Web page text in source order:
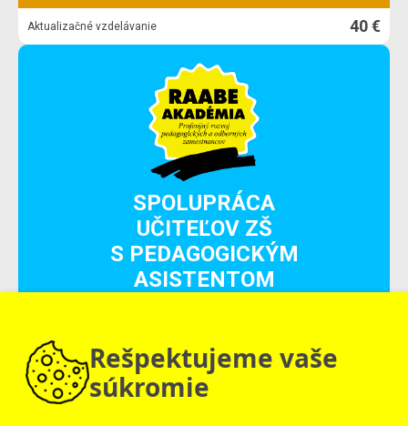
Aktualizačné vzdelávanie 40 €
SPOLUPRÁCA
UČITEĽOV ZŠ
S PEDAGOGICKÝM
ASISTENTOM
Rešpektujeme vaše
súkromie